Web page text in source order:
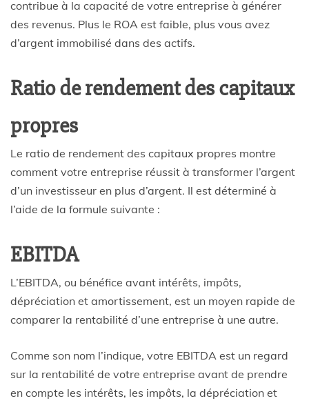
contribue à la capacité de votre entreprise à générer
des revenus. Plus le ROA est faible, plus vous avez
d’argent immobilisé dans des actifs.
Ratio de rendement des capitaux
propres
Le ratio de rendement des capitaux propres montre
comment votre entreprise réussit à transformer l’argent
d’un investisseur en plus d’argent. Il est déterminé à
l’aide de la formule suivante :
EBITDA
L’EBITDA, ou bénéfice avant intérêts, impôts,
dépréciation et amortissement, est un moyen rapide de
comparer la rentabilité d’une entreprise à une autre.
Comme son nom l’indique, votre EBITDA est un regard
sur la rentabilité de votre entreprise avant de prendre
en compte les intérêts, les impôts, la dépréciation et